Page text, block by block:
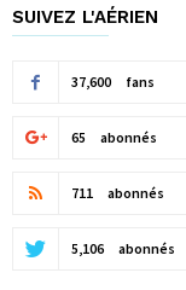
SUIVEZ L'AÉRIEN
37,600 fans
65 abonnés
711 abonnés
5,106 abonnés